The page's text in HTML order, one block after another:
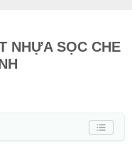
NHỰA SỌC CHE